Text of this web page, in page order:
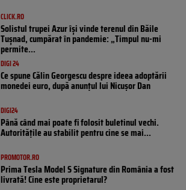
CLICK.RO
Solistul trupei Azur își vinde terenul din Băile
Tușnad, cumpărat în pandemie: „Timpul nu-mi
permite...
DIGI 24
Ce spune Călin Georgescu despre ideea adoptării
monedei euro, după anunțul lui Nicușor Dan
DIGI24
Până când mai poate fi folosit buletinul vechi.
Autoritățile au stabilit pentru cine se mai...
PROMOTOR.RO
Prima Tesla Model S Signature din România a fost
livrată! Cine este proprietarul?